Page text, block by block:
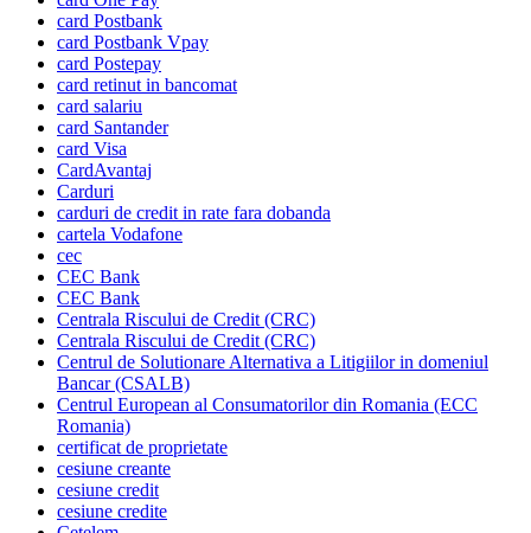
card Postbank
card Postbank Vpay
card Postepay
card retinut in bancomat
card salariu
card Santander
card Visa
CardAvantaj
Carduri
carduri de credit in rate fara dobanda
cartela Vodafone
cec
CEC Bank
CEC Bank
Centrala Riscului de Credit (CRC)
Centrala Riscului de Credit (CRC)
Centrul de Solutionare Alternativa a Litigiilor in domeniul
Bancar (CSALB)
Centrul European al Consumatorilor din Romania (ECC
Romania)
certificat de proprietate
cesiune creante
cesiune credit
cesiune credite